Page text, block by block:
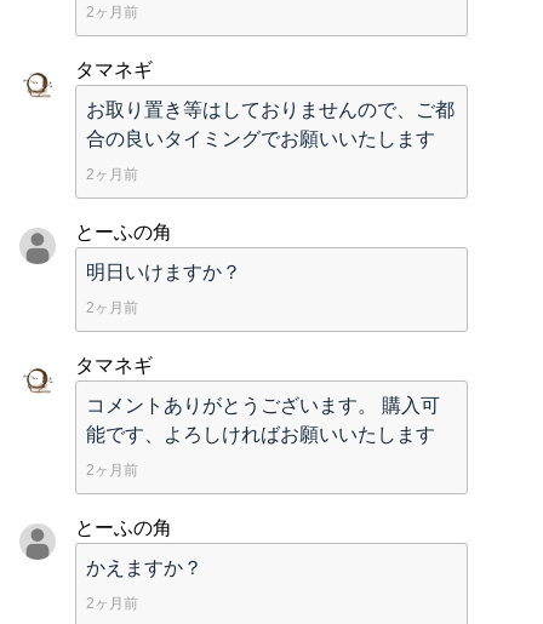
2ヶ月前
タマネギ
お取り置き等はしておりませんので、ご都
合の良いタイミングでお願いいたします
2ヶ月前
とーふの角
明日いけますか？
2ヶ月前
タマネギ
コメントありがとうございます。 購入可
能です、よろしければお願いいたします
2ヶ月前
とーふの角
かえますか？
2ヶ月前